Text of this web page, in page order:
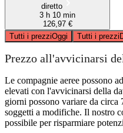
diretto
3 h 10 min
126,97 €
Tutti i prezziOggi Tutti i prezzi
Prezzo all'avvicinarsi
Le compagnie aeree possono
elevati con l'avvicinarsi della
giorni possono variare da circa
soggetti a modifiche. Il nostro
possibile per risparmiare